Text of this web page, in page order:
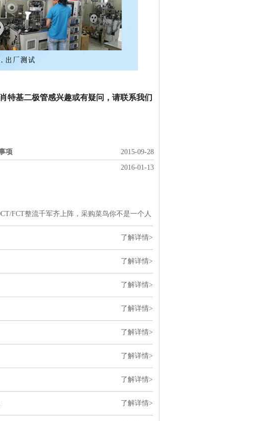
特基二极管感兴趣或有疑问，请联系我们
项 2015-09-28
2016-01-13
FCT整流千军齐上阵，采购菜鸟你不是一个人
了解详情>
了解详情>
了解详情>
了解详情>
了解详情>
了解详情>
了解详情>
了解详情>
了解详情>